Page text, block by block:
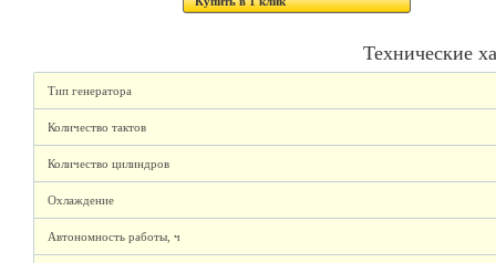
Технические
Тип генератора
Количество тактов
Количество цилиндров
Охлаждение
Автономность работы, ч